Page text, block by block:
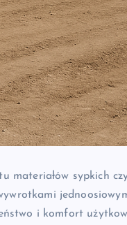
sypkich
i komfort